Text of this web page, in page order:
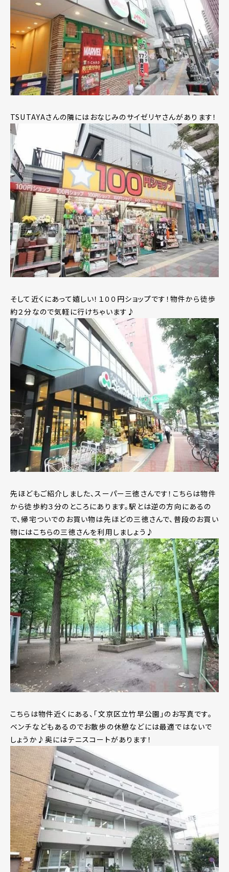
TSUTAYAさんの隣にはおなじみのサイゼリヤさんがあります！
そして近くにあって嬉しい！１００円ショップです！物件から徒歩
約２分なので気軽に行けちゃいます♪
先ほどもご紹介しました、スーパー三徳さんです！こちらは物件
から徒歩約３分のところにあります。駅とは逆の方向にあるの
で、帰宅ついでのお買い物は先ほどの三徳さんで、普段のお買い
物にはこちらの三徳さんを利用しましょう♪
こちらは物件近くにある、「文京区立竹早公園」のお写真です。
ベンチなどもあるのでお散歩の休憩などには最適ではないで
しょうか♪奥にはテニスコートがあります！